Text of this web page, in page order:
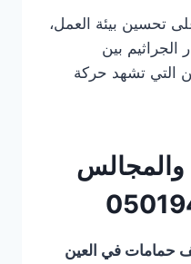
تحسين بيئة العمل،
الجراثيم بين
التي تشهد حركة
حمامات في العين